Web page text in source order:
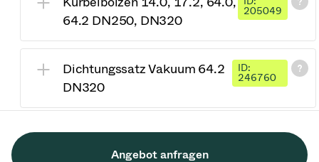
64.2 DN250, DN320
205049
Dichtungssatz Vakuum 64.2
DN320
ID:
246760
Angebot anfragen